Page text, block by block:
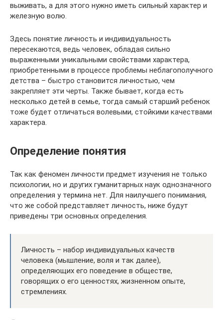
выживать, а для этого нужно иметь сильный характер и
железную волю.
Здесь понятие личность и индивидуальность
пересекаются, ведь человек, обладая сильно
выраженными уникальными свойствами характера,
приобретенными в процессе проблемы неблагополучного
детства – быстро становится личностью, чем
закрепляет эти черты. Также бывает, когда есть
несколько детей в семье, тогда самый старший ребенок
тоже будет отличаться волевыми, стойкими качествами
характера.
Определение понятия
Так как феномен личности предмет изучения не только
психологии, но и других гуманитарных наук однозначного
определения у термина нет. Для наилучшего понимания,
что же собой представляет личность, ниже будут
приведены три основных определения.
Личность – набор индивидуальных качеств
человека (мышление, воля и так далее),
определяющих его поведение в обществе,
говорящих о его ценностях, жизненном опыте,
стремлениях.